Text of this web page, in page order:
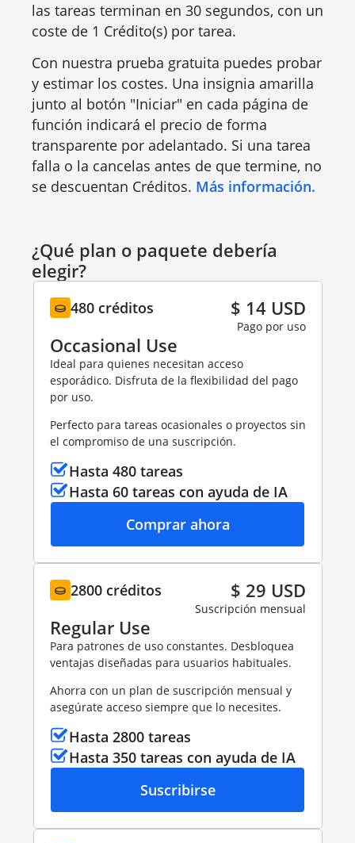
las tareas terminan en 30 segundos, con un
coste de 1 Crédito(s) por tarea.
Con nuestra prueba gratuita puedes probar
y estimar los costes. Una insignia amarilla
junto al botón "Iniciar" en cada página de
función indicará el precio de forma
transparente por adelantado. Si una tarea
falla o la cancelas antes de que termine, no
se descuentan Créditos. Más información.
¿Qué plan o paquete debería
elegir?
480 créditos $ 14 USD
Pago por uso
Occasional Use
Ideal para quienes necesitan acceso
esporádico. Disfruta de la flexibilidad del pago
por uso.
Perfecto para tareas ocasionales o proyectos sin
el compromiso de una suscripción.
Hasta 480 tareas
Hasta 60 tareas con ayuda de IA
Comprar ahora
2800 créditos $ 29 USD
Suscripción mensual
Regular Use
Para patrones de uso constantes. Desbloquea
ventajas diseñadas para usuarios habituales.
Ahorra con un plan de suscripción mensual y
asegúrate acceso siempre que lo necesites.
Hasta 2800 tareas
Hasta 350 tareas con ayuda de IA
Suscribirse